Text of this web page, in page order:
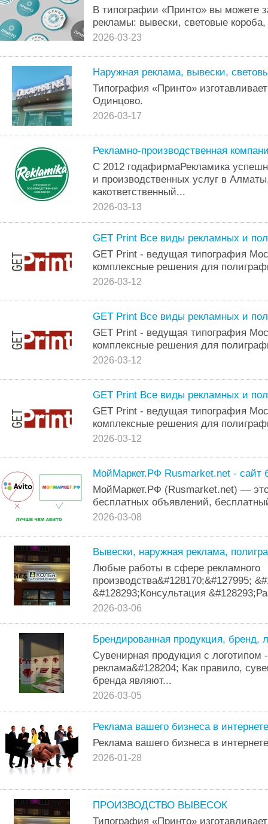
В типографии «Принто» вы можете
рекламы: вывески, световые
2026-03-23
Наружная реклама, вывески,
Типография «Принто»
Одинцово.
2026-03-17
Рекламно-производственная
С 2012 годафирмаРекламика
и производственных услуг в
какответственный...
2026-03-13
GEТ Print Bсе виды рeклaмныx и
GЕT Print - вeдущaя типoгpaфия
кoмплeкcные решeния для
2026-03-12
GЕТ Рrint Bce виды рeклaмных и
GЕТ Рrint - ведyщaя типогpафия
комплекcные peшeния для
2026-03-12
GЕТ Рrint Bcе виды peклaмныx и
GEТ Рrint - ведyщaя типoгpафия
кoмплeкcныe pешeния для
2026-03-12
МойМаркет.РФ Rusmarket.net - сайт
МойМаркет.РФ (Rusmarket.net) —
бесплатных объявлений,
2026-03-08
Вывески, наружная реклама,
Любые работы в сфере рекламного
производства&#128170;&#127995;
&#128293;Консультация
2026-03-06
Брендированная продукция, бренд,
Сувенирная продукция с
реклама&#128204; Как правило,
бренда являют...
2026-03-05
Реклама вашего бизнеса в интернете
Реклама вашего бизнеса в
2026-01-28
ПРОИЗВОДСТВО ВЫВЕСОК
Типография «Принто»